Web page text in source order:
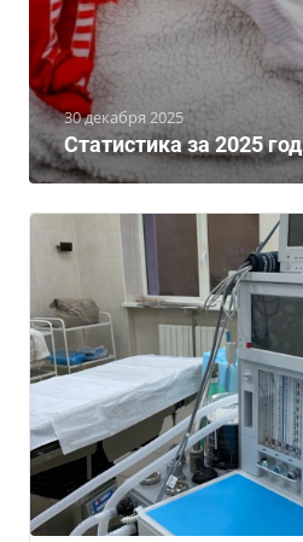
Статистика за 2025 год
30 декабря 2025